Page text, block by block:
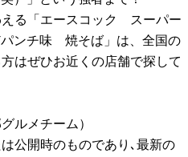
える「エースコック スーパー
ンチ味 焼そば」は、全国の
はぜひお近くの店舗で探して
ルメチーム）
公開時のものであり､最新の